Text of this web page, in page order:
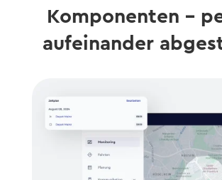
Komponenten –
aufeinander